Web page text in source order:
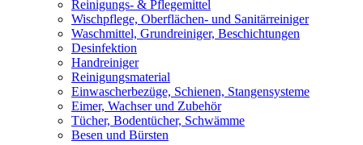
Reinigungs- & Pflegemittel
Wischpflege, Oberflächen- und Sanitärreiniger
Waschmittel, Grundreiniger, Beschichtungen
Desinfektion
Handreiniger
Reinigungsmaterial
Einwascherbezüge, Schienen, Stangensysteme
Eimer, Wachser und Zubehör
Tücher, Bodentücher, Schwämme
Besen und Bürsten